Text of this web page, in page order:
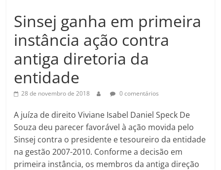
S
E
Sinsej ganha em primeira
instância ação contra
antiga diretoria da
entidade
28 de novembro de 2018 0 comentários
A juíza de direito Viviane Isabel Daniel Speck De
Souza deu parecer favorável à ação movida pelo
Sinsej contra o presidente e tesoureiro da entidade
na gestão 2007-2010. Conforme a decisão em
primeira instância, os membros da antiga direção